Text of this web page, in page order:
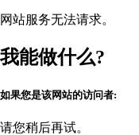
网站服务无法请求。
我能做什么?
如果您是该网站的访问者:
请您稍后再试。